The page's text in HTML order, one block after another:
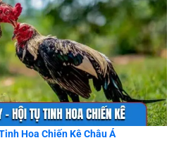
Hoa Chiến Kê Châu Á